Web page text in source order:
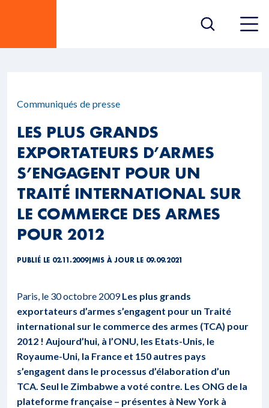
Communiqués de presse
LES PLUS GRANDS
EXPORTATEURS D’ARMES
S’ENGAGENT POUR UN
TRAITÉ INTERNATIONAL SUR
LE COMMERCE DES ARMES
POUR 2012
PUBLIÉ LE 02.11.2009| MIS À JOUR LE 09.09.2021
Paris, le 30 octobre 2009Les plus grands
exportateurs d’armes s’engagent pour un Traité
international sur le commerce des armes (TCA) pour
2012 ! Aujourd’hui, à l’ONU, les Etats-Unis, le
Royaume-Uni, la France et 150 autres pays
s’engagent dans le processus d’élaboration d’un
TCA. Seul le Zimbabwe a voté contre. Les ONG de la
plateforme française – présentes à New York à